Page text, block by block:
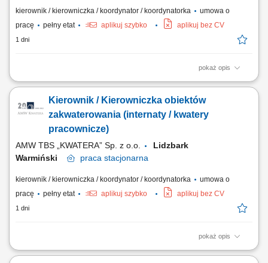
kierownik / kierowniczka / koordynator / koordynatorka
umowa o
pracę
pełny etat aplikuj szybko aplikuj bez CV
1 dni
pokaż opis
Opis stanowiska Organizowanie i nadzorowanie bieżącego
dokumentacji związanej z zakwaterowaniem, ewidencją wyposażenia
oraz zgłoszeniami technicznymi. Koordynowanie współpracy z firmami
świadczącymi usługi porządkowe,...
Kierownik / Kierowniczka obiektów
zakwaterowania (internaty / kwatery
pracownicze)
AMW TBS „KWATERA” Sp. z o.o.
Lidzbark
Warmiński
praca stacjonarna
kierownik / kierowniczka / koordynator / koordynatorka
umowa o
pracę
pełny etat aplikuj szybko aplikuj bez CV
1 dni
pokaż opis
Opis stanowiska Organizowanie i nadzorowanie bieżącego